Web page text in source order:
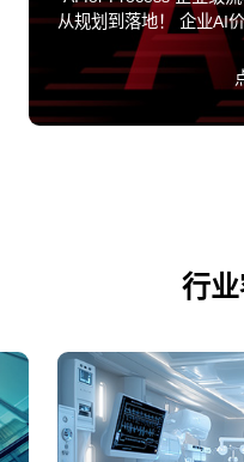
从规划到落地！ 企业AI
行